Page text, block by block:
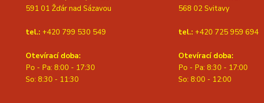
591 01 Žďár nad Sázavou
tel.: +420 799 530 549
Otevírací doba:
Po - Pa: 8:00 - 17:30
So: 8:30 - 11:30
568 02 Svitavy
tel.: +420 725 959 694
Otevírací doba:
Po - Pa: 8:30 - 17:00
So: 8:00 - 12:00